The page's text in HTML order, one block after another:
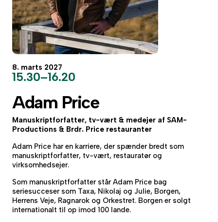
8. marts 2027
15.30–16.20
Adam Price
Manuskriptforfatter, tv-vært & medejer af SAM-
Productions & Brdr. Price restauranter
Adam Price har en karriere, der spænder bredt som
manuskriptforfatter, tv-vært, restauratør og
virksomhedsejer.
Som manuskriptforfatter står Adam Price bag
seriesucceser som Taxa, Nikolaj og Julie, Borgen,
Herrens Veje, Ragnarok og Orkestret. Borgen er solgt
internationalt til op imod 100 lande.